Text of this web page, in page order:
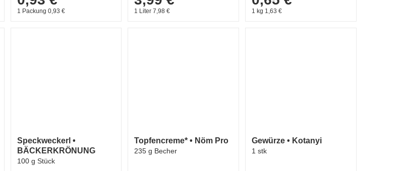
1 Packung 0,93 € 1 Liter 7,98 € 1 kg 1,63 €
Speckweckerl •
BÄCKERKRÖNUNG
100 g Stück
Topfencreme* • Nöm Pro
235 g Becher
Gewürze • Kotanyi
1 stk